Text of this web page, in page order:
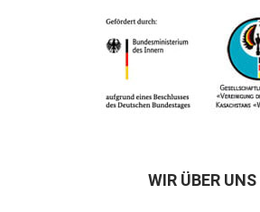
WIR ÜBER UNS